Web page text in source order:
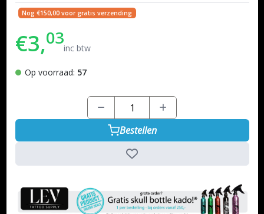
Nog €150,00 voor gratis verzending
€3,03inc btw
Op voorraad: 57
Bestellen